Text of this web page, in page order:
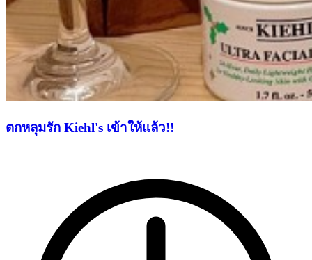
ตกหลุมรัก Kiehl's เข้าให้แล้ว!!